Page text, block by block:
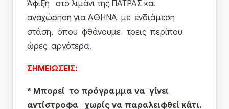
Άφιξη στο λιμάνι της ΠΑΤΡΑΣ και
αναχώρηση για ΑΘΗΝΑ με ενδιάμεση
στάση, όπου φθάνουμε τρεις περίπου
ώρες αργότερα.
ΣΗΜΕΙΩΣΕΙΣ:
* Μπορεί το πρόγραμμα να γίνει
αντίστροφα χωρίς να παραλειφθεί κάτι.